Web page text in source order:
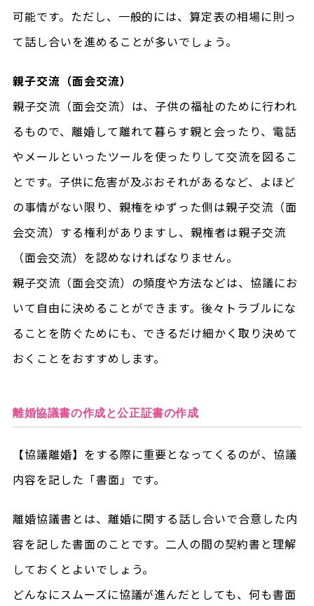
可能です。ただし、一般的には、算定表の相場に則っ
て話し合いを進めることが多いでしょう。
親子交流（面会交流）
親子交流（面会交流）は、子供の福祉のために行われ
るもので、離婚して離れて暮らす親と会ったり、電話
やメールといったツールを使ったりして交流を図るこ
とです。子供に危害が及ぶおそれがあるなど、よほど
の事情がない限り、親権をゆずった側は親子交流（面
会交流）する権利がありますし、親権者は親子交流
（面会交流）を認めなければなりません。
親子交流（面会交流）の頻度や方法などは、協議にお
いて自由に決めることができます。後々トラブルにな
ることを防ぐためにも、できるだけ細かく取り決めて
おくことをおすすめします。
離婚協議書の作成と公正証書の作成
【協議離婚】をする際に重要となってくるのが、協議
内容を記した「書面」です。
離婚協議書とは、離婚に関する話し合いで合意した内
容を記した書面のことです。二人の間の契約書と理解
しておくとよいでしょう。
どんなにスムーズに協議が進んだとしても、何も書面